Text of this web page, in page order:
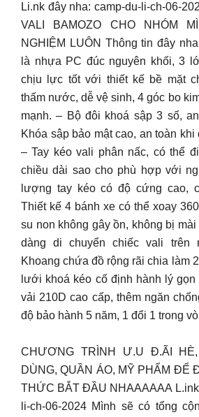
Li.nk đây nha: camp-du-li-ch-06-
VALI BAMOZO CHO NHÓM
NGHIỆM LUÔN Thông tin đây
là nhựa PC đúc nguyên khối, 3
chịu lực tốt với thiết kế bề mặt
thấm nước, dễ vệ sinh, 4 góc bo
mạnh. – Bộ đôi khoá sập 3 số,
Khóa sập bảo mật cao, an toàn
– Tay kéo vali phân nấc, có thể
chiều dài sao cho phù hợp với
lượng tay kéo có độ cứng cao,
Thiết kế 4 bánh xe có thể xoay
su non không gây ồn, không bị
dàng di chuyển chiếc vali trên
Khoang chứa đồ rộng rãi chia làm
lưới khoá kéo cố định hành lý
vải 210D cao cấp, thêm ngăn
độ bảo hành 5 năm, 1 đổi 1 trong
CHƯƠNG TRÌNH Ư.U Đ.ÃI
DÙNG, QUẦN ÁO, MỸ PHẨM ĐỂ
THỨC BẮT ĐẦU NHAAAAAA
li-ch-06-2024 Mình sẽ có tổng